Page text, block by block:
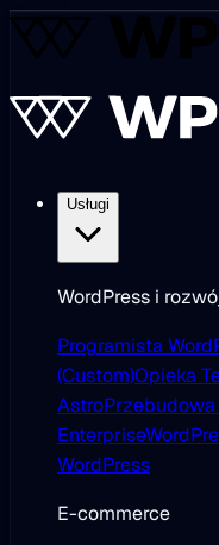
Usługi
WordPress i
Programista
(Custom)Opieka
AstroPrzebudowa
Enterprise
WordPress
E-commerce